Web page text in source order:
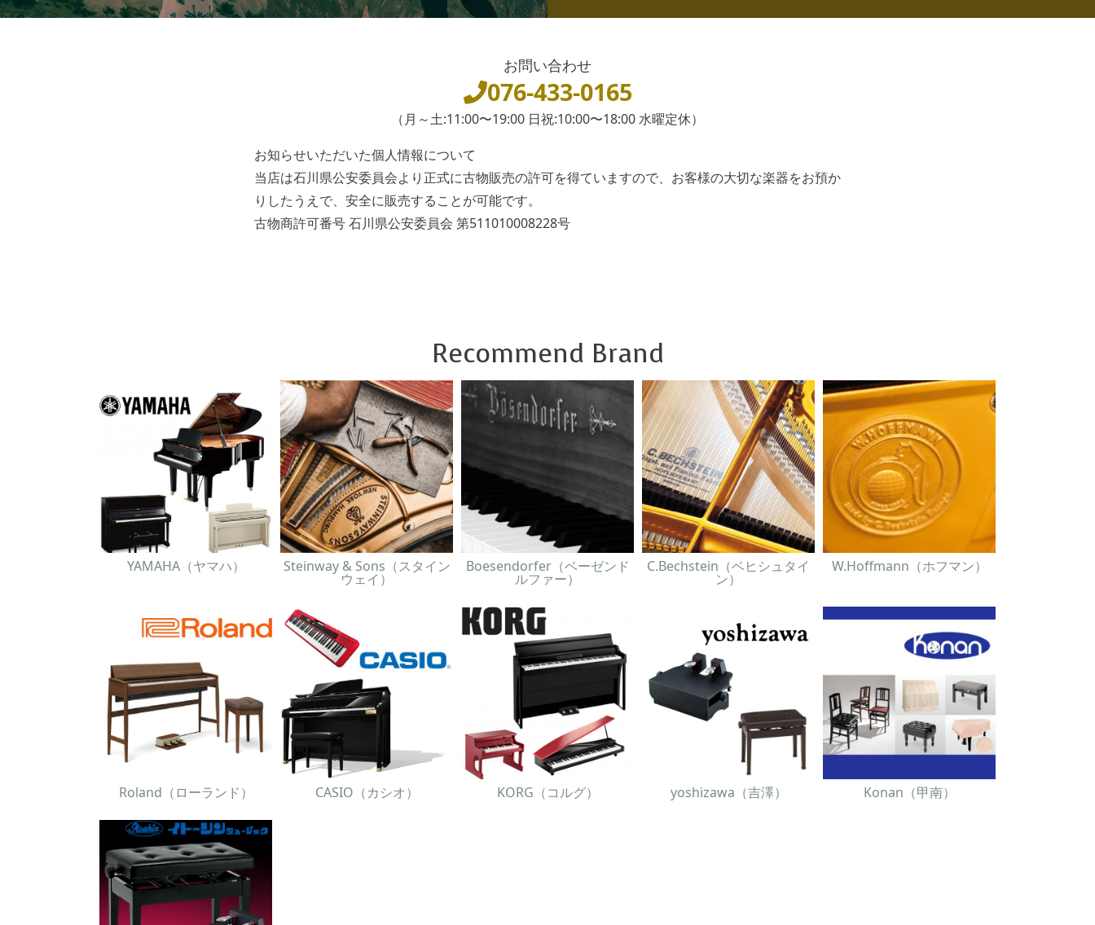
お問い合わせ
076-433-0165
（月～土:11:00〜19:00 日祝:10:00〜18:00 水曜定休）
お知らせいただいた個人情報について
当店は石川県公安委員会より正式に古物販売の許可を得ていますので、お客様の大切な楽器をお預か
りしたうえで、安全に販売することが可能です。
古物商許可番号 石川県公安委員会 第511010008228号
Recommend Brand
YAMAHA（ヤマハ） Steinway & Sons（スタイン
ウェイ）
Boesendorfer（ベーゼンド
ルファー）
C.Bechstein（ベヒシュタイ
ン）
W.Hoffmann（ホフマン）
Roland（ローランド） CASIO（カシオ） KORG（コルグ） yoshizawa（吉澤） Konan（甲南）